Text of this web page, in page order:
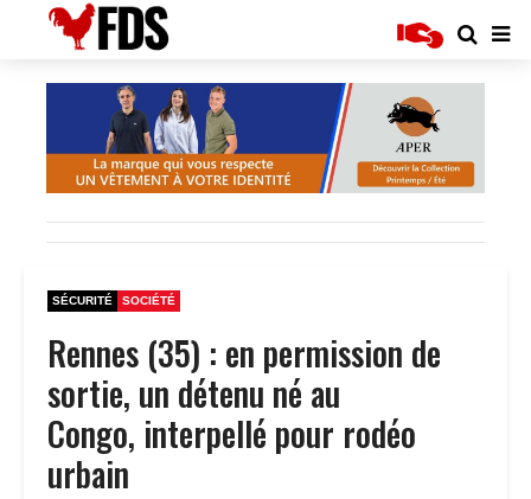
SÉCURITÉ SOCIÉTÉ
Rennes (35) : en permission de
sortie, un détenu né au
Congo, interpellé pour rodéo
urbain